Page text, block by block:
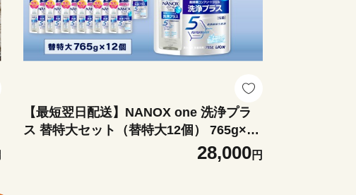
【最短翌日配送】NANOX one 洗浄プラ
ス 替特大セット（替特大12個） 765g×12
個 合計：9,180g 洗剤 洗濯用洗剤 洗濯 ナ
ノックス ナノックスワン NANOX NANO
28,000円